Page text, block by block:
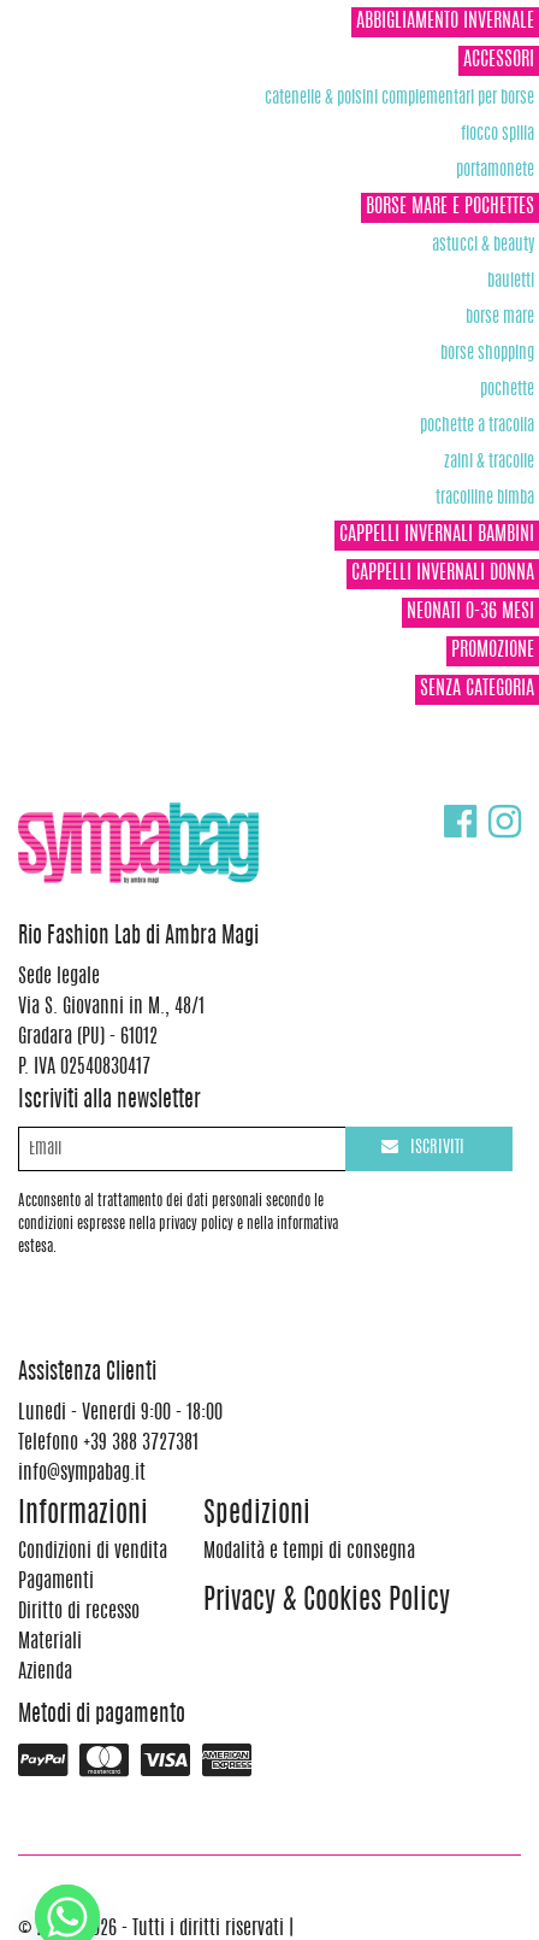
ABBIGLIAMENTO INVERNALE
ACCESSORI
catenelle & polsini complementari per borse
fiocco spilla
portamonete
BORSE MARE E POCHETTES
astucci & beauty
bauletti
borse mare
borse shopping
pochette
pochette a tracolla
zaini & tracolle
tracolline bimba
CAPPELLI INVERNALI BAMBINI
CAPPELLI INVERNALI DONNA
NEONATI 0-36 MESI
PROMOZIONE
SENZA CATEGORIA
Rio Fashion Lab di Ambra Magi
Sede legale
Via S. Giovanni in M., 48/1
Gradara (PU) - 61012
P. IVA 02540830417
Iscriviti alla newsletter
Acconsento al trattamento dei dati personali secondo le
condizioni espresse nella privacy policy e nella informativa
estesa.
ISCRIVITI
Assistenza Clienti
Lunedi - Venerdi 9:00 - 18:00
Telefono +39 388 3727381
info@sympabag.it
Informazioni
Condizioni di vendita
Pagamenti
Diritto di recesso
Materiali
Azienda
Spedizioni
Modalità e tempi di consegna
Privacy & Cookies Policy
Metodi di pagamento
© 2012 - 2026 - Tutti i diritti riservati |